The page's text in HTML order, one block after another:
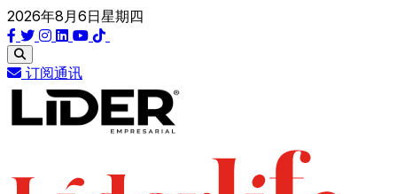
2026年8月6日星期四
订阅通讯